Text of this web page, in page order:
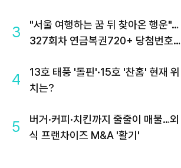
3
"서울 여행하는 꿈 뒤 찾아온 행운"…
327회차 연금복권720+ 당첨번호조
4
13호 태풍 '돌핀'·15호 '찬홈' 현재 위
치는?
5
버거·커피·치킨까지 줄줄이 매물…외
식 프랜차이즈 M&A '활기'